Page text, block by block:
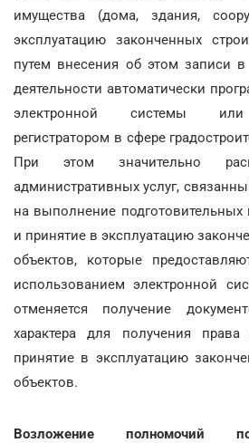
имущества (дома, здания,
эксплуатацию законченных
путем внесения об этом записи в
деятельности автоматически
электронной системы или
регистратором в сфере
При этом значительно
административных услуг,
на выполнение подготовительных
и принятие в эксплуатацию
объектов, которые
использованием электронной
отменяется получение
характера для получения
принятие в эксплуатацию
объектов.
Возложение полномочий по